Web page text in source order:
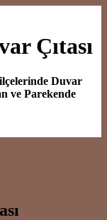
Çıtası
Duvar
ve Parekende